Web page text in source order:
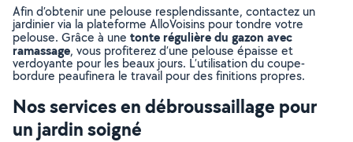
Afin d’obtenir une pelouse resplendissante, contactez un
jardinier via la plateforme AlloVoisins pour tondre votre
pelouse. Grâce à une tonte régulière du gazon avec
ramassage, vous profiterez d’une pelouse épaisse et
verdoyante pour les beaux jours. L’utilisation du coupe-
bordure peaufinera le travail pour des finitions propres.
Nos services en débroussaillage pour
un jardin soigné